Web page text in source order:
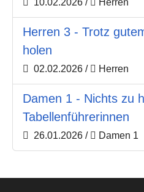
Herren 3 - Trotz
holen
02.02.2026 / Herren
Damen 1 - Nichts zu
Tabellenführerinnen
26.01.2026 / Damen 1